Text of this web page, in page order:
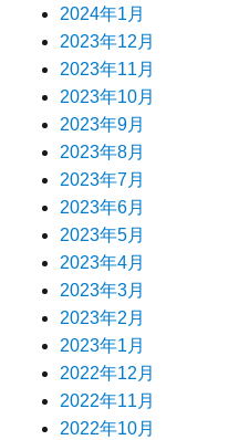
2024年1月
2023年12月
2023年11月
2023年10月
2023年9月
2023年8月
2023年7月
2023年6月
2023年5月
2023年4月
2023年3月
2023年2月
2023年1月
2022年12月
2022年11月
2022年10月